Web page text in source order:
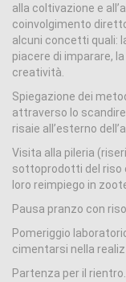
alla coltivazione e
coinvolgimento
alcuni concetti quali:
piacere di imparare,
creatività.
Spiegazione dei
attraverso lo
risaie all’esterno
Visita alla pileria
sottoprodotti del riso
loro reimpiego in
Pausa pranzo con
Pomeriggio
cimentarsi nella
Partenza per il rientro.